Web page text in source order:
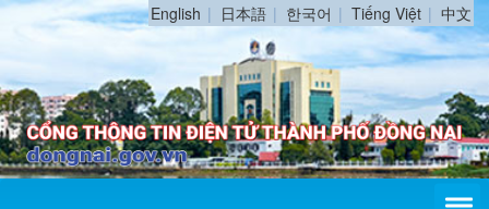
English 日本語 한국어 Tiếng Việt 中文